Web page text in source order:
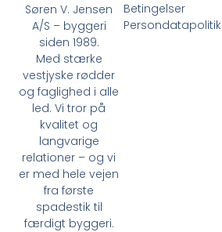
Søren V. Jensen
A/S – byggeri
siden 1989.
Med stærke
vestjyske rødder
og faglighed i alle
led. Vi tror på
kvalitet og
langvarige
relationer – og vi
er med hele vejen
fra første
spadestik til
færdigt byggeri.
Betingelser
Persondatapolitik